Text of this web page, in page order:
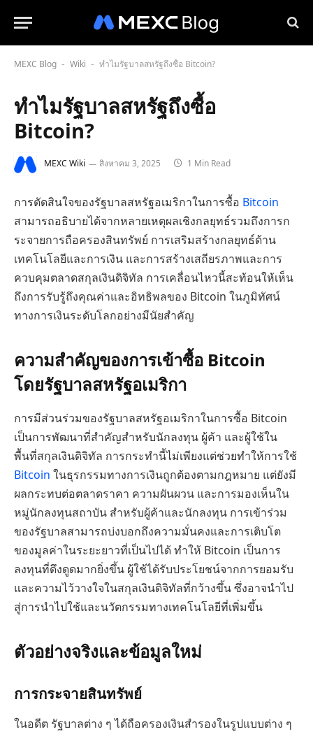
MEXC Blog - Wiki - ทำไมรัฐบาลสหรัฐถึงซื้อ Bitcoin?
ทำไมรัฐบาลสหรัฐถึงซื้อ
Bitcoin?
MEXC Wiki สิงหาคม 3, 2025 1 Min Read
การตัดสินใจของรัฐบาลสหรัฐอเมริกาในการซื้อ Bitcoin
สามารถอธิบายได้จากหลายเหตุผลเชิงกลยุทธ์รวมถึงการก
ระจายการถือครองสินทรัพย์ การเสริมสร้างกลยุทธ์ด้าน
เทคโนโลยีและการเงิน และการสร้างเสถียรภาพและการ
ควบคุมตลาดสกุลเงินดิจิทัล การเคลื่อนไหวนี้สะท้อนให้เห็น
ถึงการรับรู้ถึงคุณค่าและอิทธิพลของ Bitcoin ในภูมิทัศน์
ทางการเงินระดับโลกอย่างมีนัยสำคัญ
ความสำคัญของการเข้าซื้อ Bitcoin
โดยรัฐบาลสหรัฐอเมริกา
การมีส่วนร่วมของรัฐบาลสหรัฐอเมริกาในการซื้อ Bitcoin
เป็นการพัฒนาที่สำคัญสำหรับนักลงทุน ผู้ค้า และผู้ใช้ใน
พื้นที่สกุลเงินดิจิทัล การกระทำนี้ไม่เพียงแต่ช่วยทำให้การใช้
Bitcoin ในธุรกรรมทางการเงินถูกต้องตามกฎหมาย แต่ยังมี
ผลกระทบต่อตลาดราคา ความผันผวน และการมองเห็นใน
หมู่นักลงทุนสถาบัน สำหรับผู้ค้าและนักลงทุน การเข้าร่วม
ของรัฐบาลสามารถบ่งบอกถึงความมั่นคงและการเติบโต
ของมูลค่าในระยะยาวที่เป็นไปได้ ทำให้ Bitcoin เป็นการ
ลงทุนที่ดึงดูดมากยิ่งขึ้น ผู้ใช้ได้รับประโยชน์จากการยอมรับ
และความไว้วางใจในสกุลเงินดิจิทัลที่กว้างขึ้น ซึ่งอาจนำไป
สู่การนำไปใช้และนวัตกรรมทางเทคโนโลยีที่เพิ่มขึ้น
ตัวอย่างจริงและข้อมูลใหม่
การกระจายสินทรัพย์
ในอดีต รัฐบาลต่าง ๆ ได้ถือครองเงินสำรองในรูปแบบต่าง ๆ